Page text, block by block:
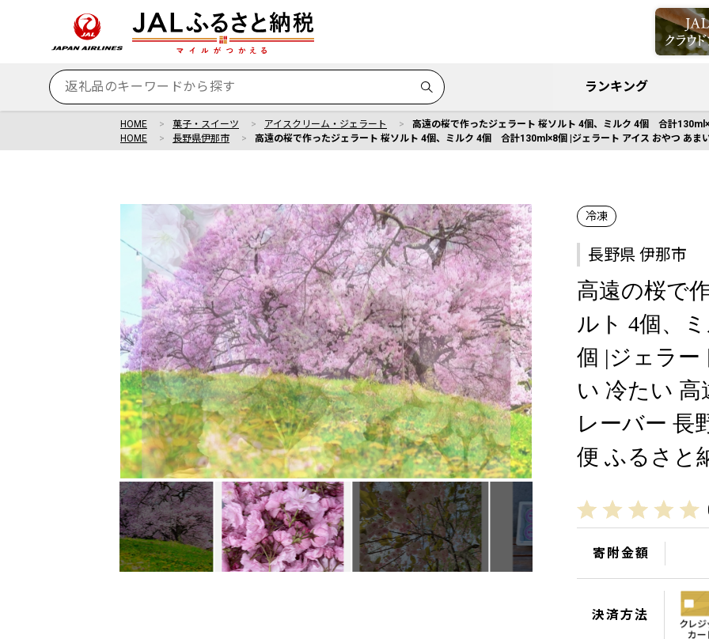
ランキング
HOME 菓子・スイーツ アイスクリーム・ジェラート
高遠の桜で作ったジェラート 桜ソルト 4個、ミルク 4個 合計
HOME
長野県伊那市 高遠の桜で作ったジェラート 桜ソルト 4個、ミルク 4個 合計130ml×8個 |ジェラート アイス おやつ あ
冷凍
長野県 伊那市
高遠の桜で
ルト 4個、
個 |ジェラー
い 冷たい
レーバー 長
便 ふるさと
寄附金額
決済方法